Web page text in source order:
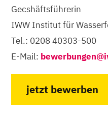
Gecshäftsführerin
IWW Institut für
Tel.: 0208 40303-500
E-Mail:
jetzt bewerben